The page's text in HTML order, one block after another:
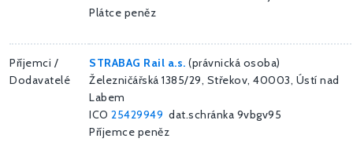
Plátce peněz
Příjemci /
Dodavatelé
STRABAG Rail a.s. (právnická osoba)
Železničářská 1385/29, Střekov, 40003, Ústí nad
Labem
ICO 25429949 dat.schránka 9vbgv95
Příjemce peněz